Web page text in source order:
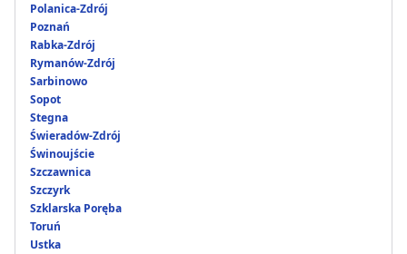
Polanica-Zdrój
Poznań
Rabka-Zdrój
Rymanów-Zdrój
Sarbinowo
Sopot
Stegna
Świeradów-Zdrój
Świnoujście
Szczawnica
Szczyrk
Szklarska Poręba
Toruń
Ustka